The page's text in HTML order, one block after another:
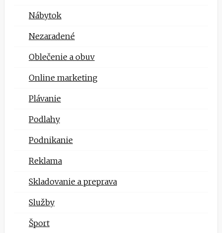
Nábytok
Nezaradené
Oblečenie a obuv
Online marketing
Plávanie
Podlahy
Podnikanie
Reklama
Skladovanie a preprava
Služby
Šport